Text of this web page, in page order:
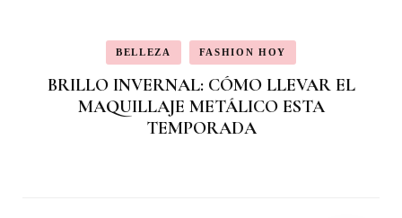
BELLEZA FASHION HOY
BRILLO INVERNAL: CÓMO LLEVAR EL
MAQUILLAJE METÁLICO ESTA
TEMPORADA